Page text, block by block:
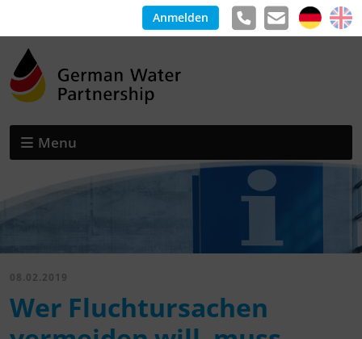
Anmelden
Menu
08.02.2019
Wer Fluchtursachen